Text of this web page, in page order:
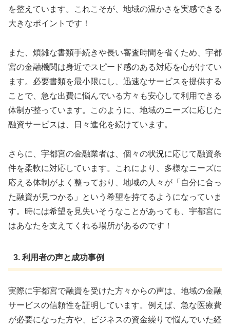
を整えています。これこそが、地域の温かさを実感できる
大きなポイントです！
また、煩雑な書類手続きや長い審査時間を省くため、宇都
宮の金融機関は身近でスピード感のある対応を心がけてい
ます。必要書類を最小限にし、迅速なサービスを提供する
ことで、急な出費に悩んでいる方々も安心して利用できる
体制が整っています。このように、地域のニーズに応じた
融資サービスは、日々進化を続けています。
さらに、宇都宮の金融業者は、個々の状況に応じて融資条
件を柔軟に対応しています。これにより、多様なニーズに
応える体制がよく整っており、地域の人々が「自分に合っ
た融資が見つかる」という希望を持てるようになっていま
す。時には希望を見失いそうなことがあっても、宇都宮に
はあなたを支えてくれる場所があるのです！
3. 利用者の声と成功事例
実際に宇都宮で融資を受けた方々からの声は、地域の金融
サービスの信頼性を証明しています。例えば、急な医療費
が必要になった方や、ビジネスの資金繰りで悩んでいた経